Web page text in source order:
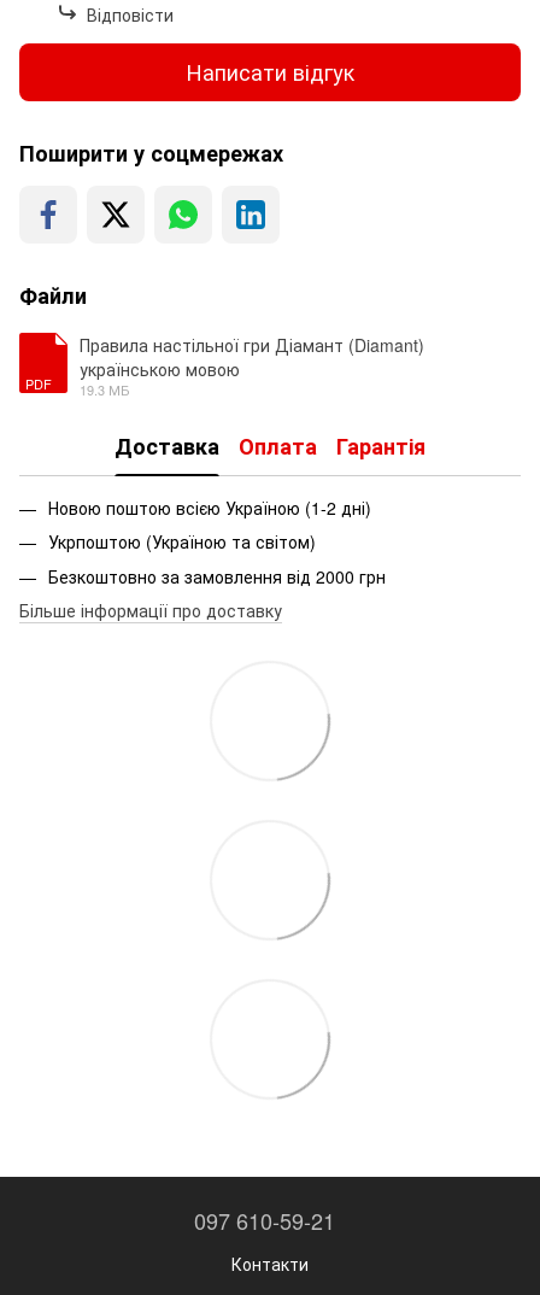
Відповісти
Написати відгук
Поширити у соцмережах
Файли
PDF
Правила настільної гри Діамант (Diamant)
українською мовою
19.3 МБ
Доставка Оплата Гарантія
Новою поштою всією Україною (1-2 дні)
Укрпоштою (Україною та світом)
Безкоштовно за замовлення від 2000 грн
Більше інформації про доставку
097 610-59-21
Контакти